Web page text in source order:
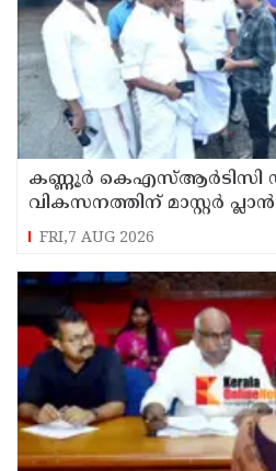
കണ്ണൂർ കെഎസ്ആർടിസി
വികസനത്തിന് മാസ്റ്റർ പ്ലാൻ
സമർപ്പിക്കും : ടി ഒ
FRI,7 AUG 2026